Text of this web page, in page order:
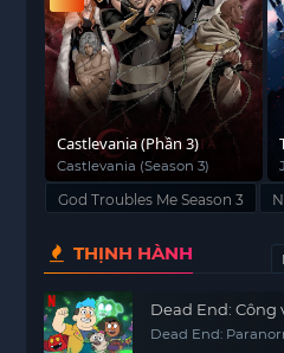
Castlevania (Phần 3)
Castlevania (Season 3)
God Troubles Me Season 3
THỊNH HÀNH
Dead End: Công
Dead End: